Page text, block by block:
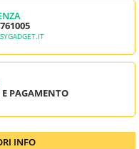
PAGAMENTO
INFO